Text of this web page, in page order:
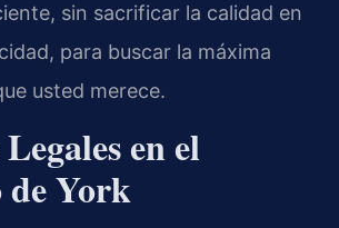
sin sacrificar la calidad en
para buscar la máxima
usted merece.
en el
de York